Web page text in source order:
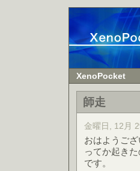
XenoPocket
師走
金曜日, 12月
おはようござ
ってか起き
です。